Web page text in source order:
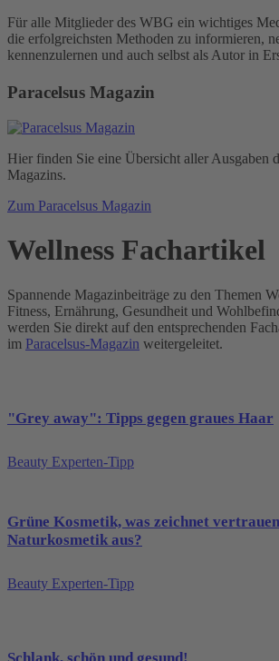
Für alle Mitglieder des WBG ein wichtiges
die erfolgreichsten Methoden zu informieren,
kennenzulernen und auch selbst als Autor in
Paracelsus Magazin
Hier finden Sie eine Übersicht aller Ausgaben
Magazins.
Zum Paracelsus Magazin
Wellness Fachartikel
Spannende Magazinbeiträge zu den Themen
Fitness, Ernährung, Gesundheit und
werden Sie direkt auf den entsprechenden
im Paracelsus-Magazin weitergeleitet.
"Grey away": Tipps gegen graues Haar
Beauty Experten-Tipp
Grüne Kosmetik, was zeichnet
Naturkosmetik aus?
Beauty Experten-Tipp
Schlank, schön und gesund!